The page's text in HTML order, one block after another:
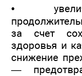
•
за счет
здоровья и
снижение
—